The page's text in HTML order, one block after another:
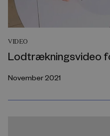
VIDEO
Lodtrækningsvideo
November 2021